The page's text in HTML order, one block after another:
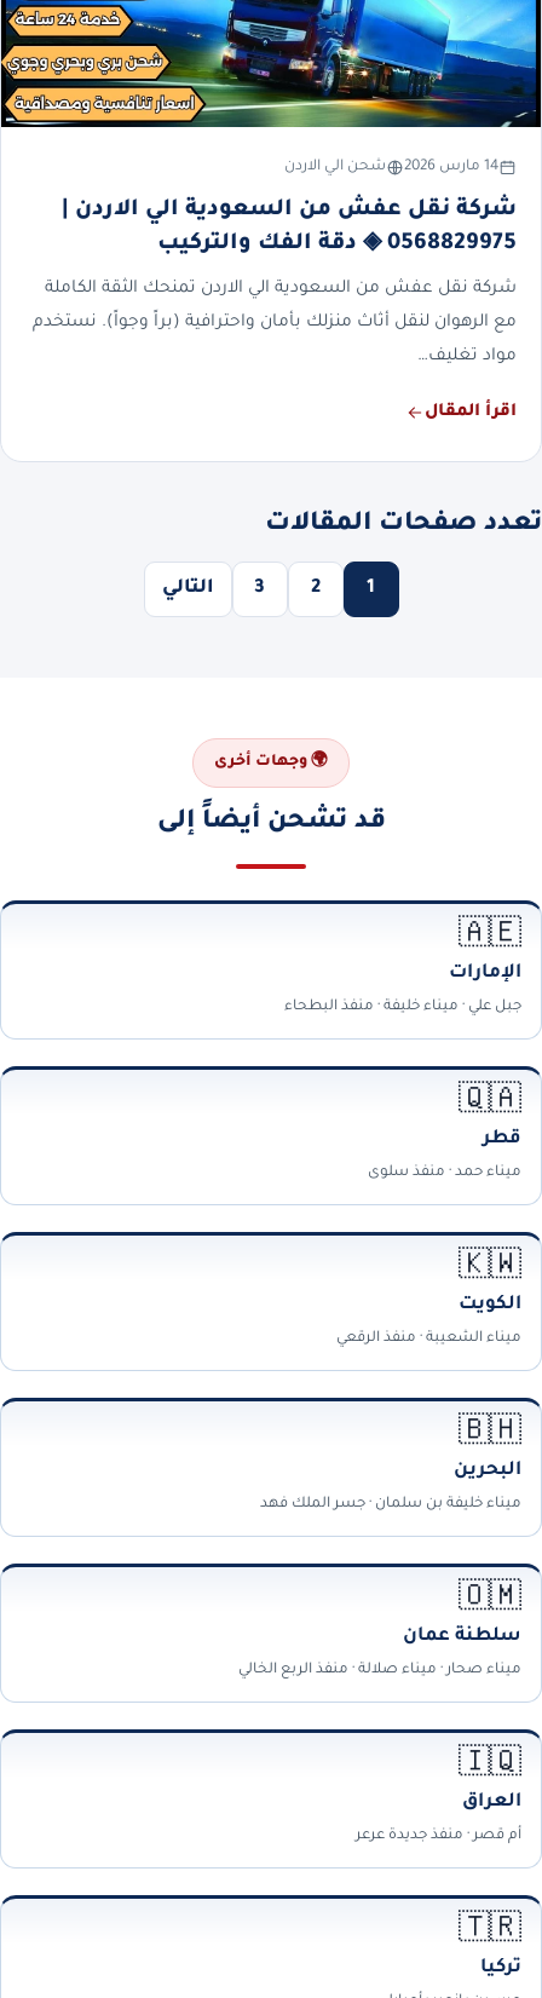
14 مارس 2026 شحن الي الاردن
شركة نقل عفش من السعودية الي الاردن |
0568829975 ◈ دقة الفك والتركيب
شركة نقل عفش من السعودية الي الاردن تمنحك الثقة الكاملة
مع الرهوان لنقل أثاث منزلك بأمان واحترافية (براً وجواً). نستخدم
مواد تغليف…
اقرأ المقال
تعدد صفحات المقالات
1
2
3 التالي
🌍 وجهات أخرى
قد تشحن أيضاً إلى
🇦🇪
الإمارات
جبل علي · ميناء خليفة · منفذ البطحاء
🇶🇦
قطر
ميناء حمد · منفذ سلوى
🇰🇼
الكويت
ميناء الشعيبة · منفذ الرقعي
🇧🇭
البحرين
ميناء خليفة بن سلمان · جسر الملك فهد
🇴🇲
سلطنة عمان
ميناء صحار · ميناء صلالة · منفذ الربع الخالي
🇮🇶
العراق
أم قصر · منفذ جديدة عرعر
🇹🇷
تركيا